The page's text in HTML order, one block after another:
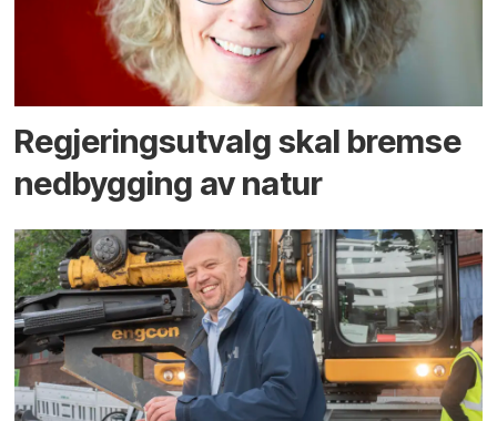
Regjerings­utvalg skal bremse
ned­bygging av natur